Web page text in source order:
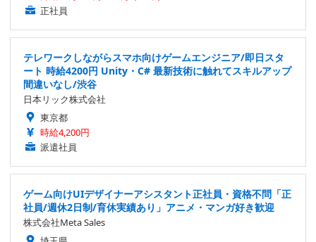
正社員
テレワークしながらスマホ向けゲームエンジニア/即日スタ
ート 時給4200円 Unity・C# 最新技術に触れてスキルアップ
間違いなし/渋谷
日本リック株式会社
東京都
時給4,200円
派遣社員
ゲーム向けUIデザイナーアシスタント正社員・資格不問「正
社員/週休2日制/育休実績あり」アニメ・マンガ好き歓迎
株式会社Meta Sales